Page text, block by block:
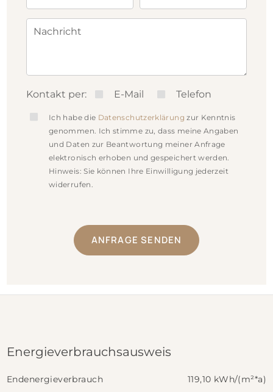
Badezimmer.
gut geschnittene Zweizimmerwohnung mit
Schlafzimmer, Wohn- und Essbereich, separater
Küche und Badezimmer. Im Dachgeschoss
befindet sich eine attraktive
Maisonettewohnung. Diese verfügt auf der
unteren Ebene über ein Schlafzimmer, einen
großzügigen Wohn- und Essbereich, Küche
oberen Geschoss sorgt für zusätzliche
Nutzungsmöglichkeiten.
außerdem zwei Garage, fünf Außenstellplätze
Bewohnern zusätzlichen Freiraum bietet.
Nachricht
Kontakt per: E-Mail Telefon
Ich habe die Datenschutzerklärung zur Kenntnis
genommen. Ich stimme zu, dass meine Angaben
und Daten zur Beantwortung meiner Anfrage
elektronisch erhoben und gespeichert werden.
Hinweis: Sie können Ihre Einwilligung jederzeit
widerrufen.
ANFRAGE SENDEN
Energieverbrauchsausweis
Endenergieverbrauch
119,10 kWh/(m²*a)